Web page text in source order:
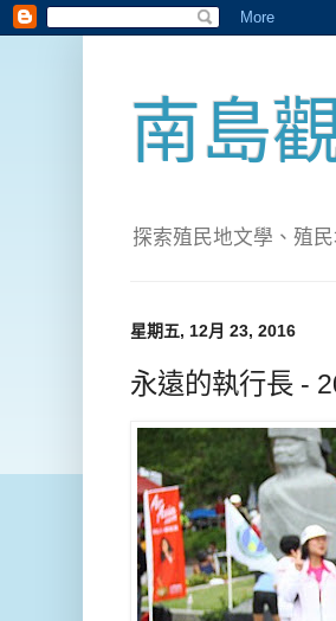
南島
探索殖民地文學、殖
星期五, 12月 23, 2016
永遠的執行長 -